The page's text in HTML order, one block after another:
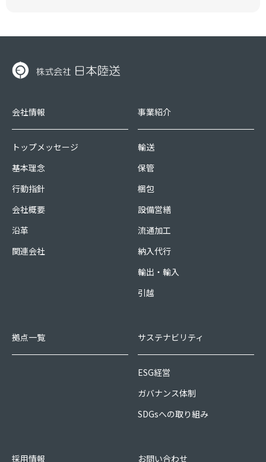
会社情報
トップメッセージ
基本理念
行動指針
会社概要
沿革
関連会社
事業紹介
輸送
保管
梱包
設備営繕
流通加工
納入代行
輸出・輸入
引越
拠点一覧 サステナビリティ
ESG経営
ガバナンス体制
SDGsへの取り組み
採用情報 お問い合わせ